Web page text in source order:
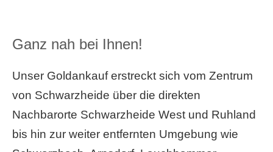
Ganz nah bei Ihnen!
Unser Goldankauf erstreckt sich vom Zentrum
von Schwarzheide über die direkten
Nachbarorte Schwarzheide West und Ruhland
bis hin zur weiter entfernten Umgebung wie